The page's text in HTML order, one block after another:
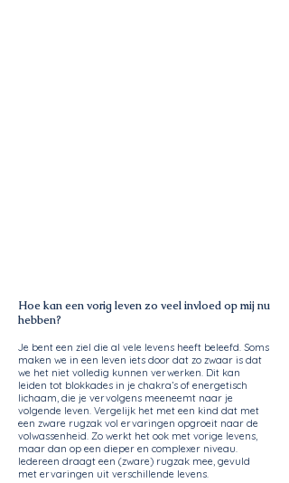
Hoe kan een vorig leven zo veel invloed op mij nu
hebben?
Je bent een ziel die al vele levens heeft beleefd. Soms
maken we in een leven iets door dat zo zwaar is dat
we het niet volledig kunnen verwerken. Dit kan
leiden tot blokkades in je chakra’s of energetisch
lichaam, die je vervolgens meeneemt naar je
volgende leven. Vergelijk het met een kind dat met
een zware rugzak vol ervaringen opgroeit naar de
volwassenheid. Zo werkt het ook met vorige levens,
maar dan op een dieper en complexer niveau.
Iedereen draagt een (zware) rugzak mee, gevuld
met ervaringen uit verschillende levens.